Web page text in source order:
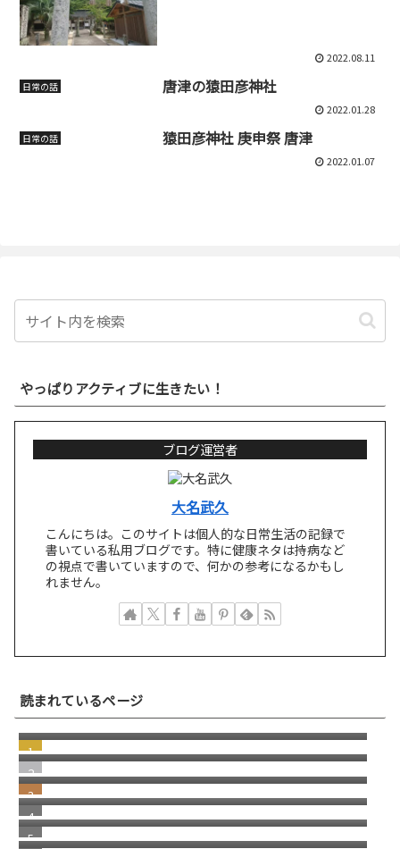
2022.08.11
日常の話 唐津の猿田彦神社
2022.01.28
日常の話 猿田彦神社 庚申祭 唐津
2022.01.07
やっぱりアクティブに生きたい！
ブログ運営者
大名武久
こんにちは。このサイトは個人的な日常生活の記録で
書いている私用ブログです。特に健康ネタは持病など
の視点で書いていますので、何かの参考になるかもし
れません。
読まれているページ
突然届いた"Paris付近で新しいデバイスから
先ほどログインしましたか？"という引っか
けスパムメール
若い頃の失敗が、今の自分を助けてくれる瞬
間
windows11 への切り替え Becky2 メール 設定
の移行
日本にはパソコン修理店が多いという話
部品市場のリアルな裏側
消えた スコッチブランドの 貼ってはがせるテ
ープ